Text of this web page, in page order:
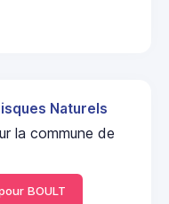
Naturels
la commune de
BOULT